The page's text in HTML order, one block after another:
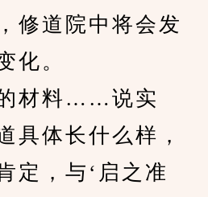
修道院中将会发
化。
材料……说实
具体长什么样，
定，与‘启之准